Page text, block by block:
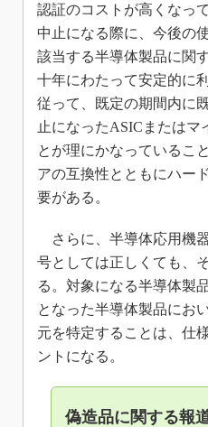
認証のコストが高くなっ
中止になる際に、今後の
該当する半導体製品に関
十年にわたって安定的に
従って、既定の期間内に
止になったASICまたはマ
とが理にかなっているこ
アの互換性とともにハー
要がある。
さらに、半導体応用機
号としては正しくても、
る。対象になる半導体製
となった半導体製品にお
元を特定することは、仕
ントになる。
偽造品に関する報